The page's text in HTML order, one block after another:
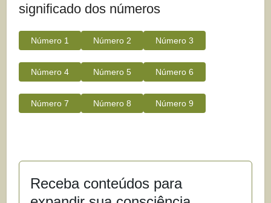
significado dos números
Número 1 Número 2 Número 3
Número 4 Número 5 Número 6
Número 7 Número 8 Número 9
Receba conteúdos para